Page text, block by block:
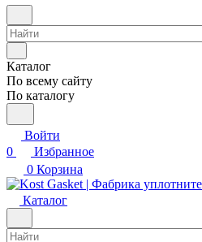
Каталог
По всему сайту
По каталогу
Войти
0
Избранное
0 Корзина
Каталог